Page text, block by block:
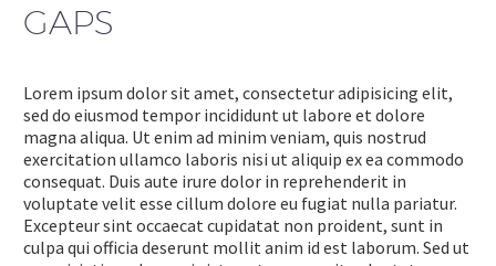
GAPS
Lorem ipsum dolor sit amet, consectetur adipisicing elit,
sed do eiusmod tempor incididunt ut labore et dolore
magna aliqua. Ut enim ad minim veniam, quis nostrud
exercitation ullamco laboris nisi ut aliquip ex ea commodo
consequat. Duis aute irure dolor in reprehenderit in
voluptate velit esse cillum dolore eu fugiat nulla pariatur.
Excepteur sint occaecat cupidatat non proident, sunt in
culpa qui officia deserunt mollit anim id est laborum. Sed ut